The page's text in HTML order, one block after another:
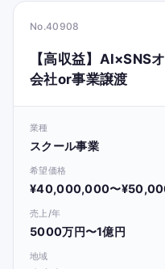
No.40908
【高収益】AI×SNS
会社or事業譲渡
業種
スクール事業
希望価格
¥40,000,000〜
売上/年
5000万円〜1億円
地域